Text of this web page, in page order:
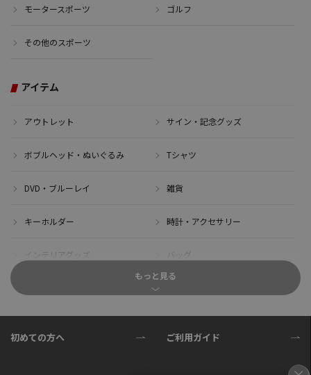
モータースポーツ ゴルフ
その他のスポーツ
アイテム
アウトレット サイン・記念グッズ
ボブルヘッド・ぬいぐるみ Tシャツ
DVD・ブルーレイ 雑貨
キーホルダー 時計・アクセサリー
インテリアグッズ バッグ
もっと見る
初めての方へ ご利用ガイド